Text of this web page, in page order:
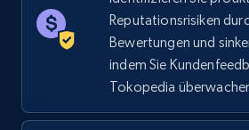
URL, Title, Available, Description,
price, Final price, Discount
Reputationsrisiken
Bewertungen und
indem Sie
Tokopedia